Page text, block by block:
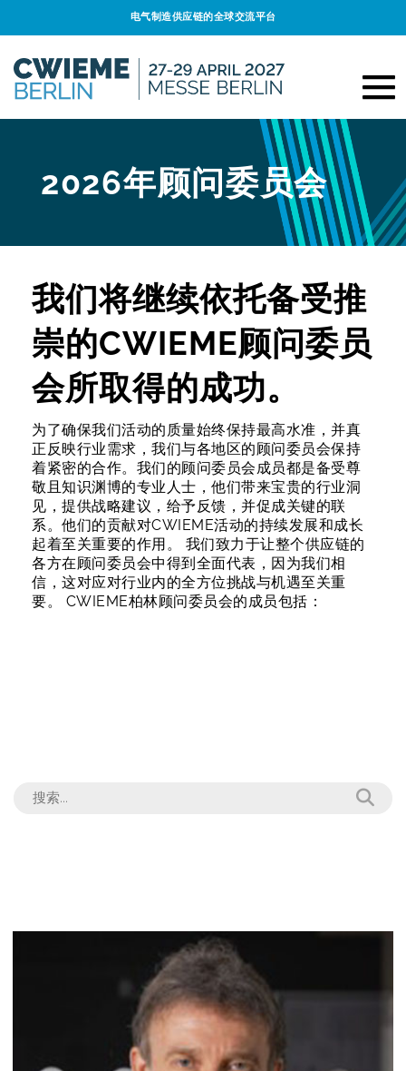
电气制造供应链的全球交流平台
2026年顾问委员会
我们将继续依托备受推
崇的CWIEME顾问委员
会所取得的成功。
为了确保我们活动的质量始终保持最高水准，并真
正反映行业需求，我们与各地区的顾问委员会保持
着紧密的合作。我们的顾问委员会成员都是备受尊
敬且知识渊博的专业人士，他们带来宝贵的行业洞
见，提供战略建议，给予反馈，并促成关键的联
系。他们的贡献对CWIEME活动的持续发展和成长
起着至关重要的作用。
我们致力于让整个供应链的
各方在顾问委员会中得到全面代表，因为我们相
信，这对应对行业内的全方位挑战与机遇至关重
要。
CWIEME柏林顾问委员会的成员包括：